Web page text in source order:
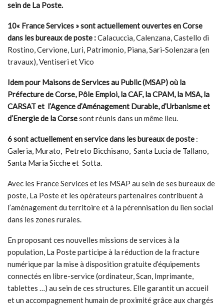
sein de La Poste.
10« France Services » sont actuellement ouvertes en Corse
dans les bureaux de poste :Calacuccia, Calenzana, Castello di
Rostino, Cervione, Luri, Patrimonio, Piana, Sari-Solenzara (en
travaux), Ventiseri et Vico
Idem pour Maisons de Services au Public (MSAP) où la
Préfecture de Corse, Pôle Emploi, la CAF, la CPAM, la MSA, la
CARSAT et l’Agence d’Aménagement Durable, d’Urbanisme et
d’Energie de la Corsesont réunis dans un même lieu.
6 sont actuellement en service dans les bureaux de poste :
Galeria, Murato, Petreto Bicchisano, Santa Lucia de Tallano,
Santa Maria Sicche et Sotta.
Avec les France Services et les MSAP au sein de ses bureaux de
poste, La Poste et les opérateurs partenaires contribuent à
l’aménagement du territoire et à la pérennisation du lien social
dans les zones rurales.
En proposant ces nouvelles missions de services à la
population, La Poste participe à la réduction de la fracture
numérique par la mise à disposition gratuite d’équipements
connectés en libre-service (ordinateur, Scan, Imprimante,
tablettes …) au sein de ces structures. Elle garantit un accueil
et un accompagnement humain de proximité grâce aux chargés